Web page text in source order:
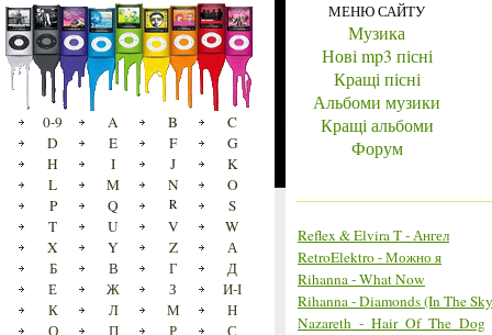
0-9 A B
C
D
E F
G
H
I J
K
L
M N
O
P
Q R
S
T
U V
W
X
Y Z
А
Б
В Г
Д
Е
Ж З
И-І
К
Л М
Н
О
П Р
С
МЕНЮ САЙТУ
Музика
Нові mp3 пісні
Кращі пісні
Альбоми музики
Кращі альбоми
Форум
Reflex & Elvira T - Ангел
RetroElektro - Можно я
Rihanna - What Now
Rihanna - Diamonds (In The
Nazareth_-_Hair_Of_The_Dog